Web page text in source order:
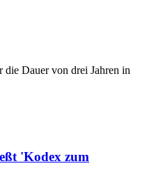
Dauer von drei Jahren in
'Kodex zum